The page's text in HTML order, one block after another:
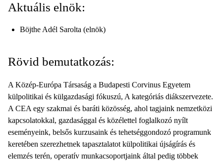
Aktuális elnök:
Böjthe Adél Sarolta (elnök)
Rövid bemutatkozás:
A Közép-Európa Társaság a Budapesti Corvinus Egyetem
külpolitikai és külgazdasági fókuszú, A kategóriás diákszervezete.
A CEA egy szakmai és baráti közösség, ahol tagjaink nemzetközi
kapcsolatokkal, gazdasággal és közélettel foglalkozó nyílt
eseményeink, belsős kurzusaink és tehetséggondozó programunk
keretében szerezhetnek tapasztalatot külpolitikai újságírás és
elemzés terén, operatív munkacsoportjaink által pedig többek